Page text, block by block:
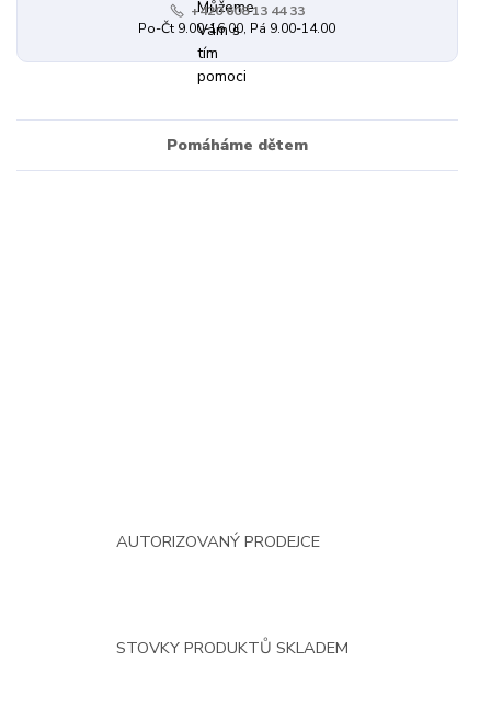
+420 608 13 44 33
Po-Čt 9.00-16.00, Pá 9.00-14.00
Pomáháme dětem
AUTORIZOVANÝ PRODEJCE
STOVKY PRODUKTŮ SKLADEM